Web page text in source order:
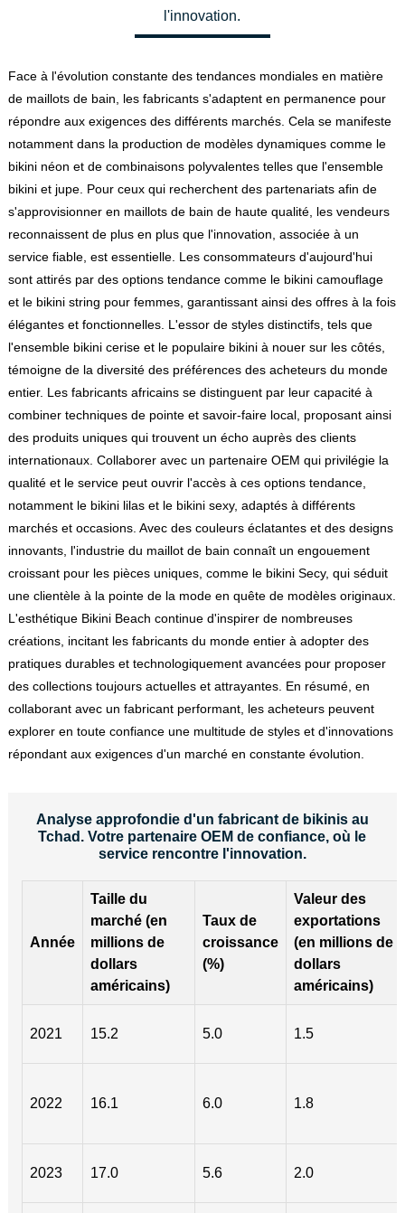
l'innovation.
Face à l'évolution constante des tendances mondiales en matière
de maillots de bain, les fabricants s'adaptent en permanence pour
répondre aux exigences des différents marchés. Cela se manifeste
notamment dans la production de modèles dynamiques comme le
bikini néon et de combinaisons polyvalentes telles que l'ensemble
bikini et jupe. Pour ceux qui recherchent des partenariats afin de
s'approvisionner en maillots de bain de haute qualité, les vendeurs
reconnaissent de plus en plus que l'innovation, associée à un
service fiable, est essentielle. Les consommateurs d'aujourd'hui
sont attirés par des options tendance comme le bikini camouflage
et le bikini string pour femmes, garantissant ainsi des offres à la fois
élégantes et fonctionnelles. L'essor de styles distinctifs, tels que
l'ensemble bikini cerise et le populaire bikini à nouer sur les côtés,
témoigne de la diversité des préférences des acheteurs du monde
entier. Les fabricants africains se distinguent par leur capacité à
combiner techniques de pointe et savoir-faire local, proposant ainsi
des produits uniques qui trouvent un écho auprès des clients
internationaux. Collaborer avec un partenaire OEM qui privilégie la
qualité et le service peut ouvrir l'accès à ces options tendance,
notamment le bikini lilas et le bikini sexy, adaptés à différents
marchés et occasions. Avec des couleurs éclatantes et des designs
innovants, l'industrie du maillot de bain connaît un engouement
croissant pour les pièces uniques, comme le bikini Secy, qui séduit
une clientèle à la pointe de la mode en quête de modèles originaux.
L'esthétique Bikini Beach continue d'inspirer de nombreuses
créations, incitant les fabricants du monde entier à adopter des
pratiques durables et technologiquement avancées pour proposer
des collections toujours actuelles et attrayantes. En résumé, en
collaborant avec un fabricant performant, les acheteurs peuvent
explorer en toute confiance une multitude de styles et d'innovations
répondant aux exigences d'un marché en constante évolution.
Analyse approfondie d'un fabricant de bikinis au
Tchad. Votre partenaire OEM de confiance, où le
service rencontre l'innovation.
Année
Taille du
marché (en
millions de
dollars
américains)
Taux de
croissance
(%)
Valeur des
exportations
(en millions de
dollars
américains)
2021 15.2 5.0 1.5
2022 16.1 6.0 1.8
2023 17.0 5.6 2.0